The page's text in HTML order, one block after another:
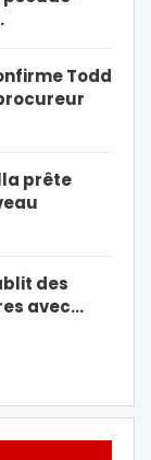
Todd
prête
des
avec…